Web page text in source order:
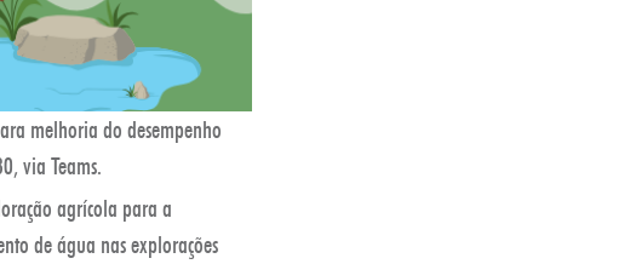
melhoria do desempenho
via Teams.
agrícola para a
de água nas explorações